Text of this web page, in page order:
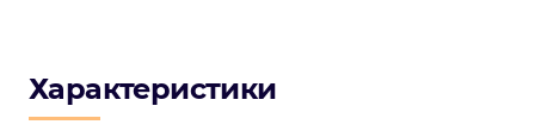
Характеристики